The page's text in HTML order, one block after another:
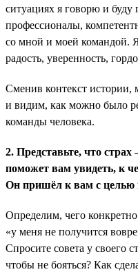
ситуациях я говорю и буду
профессионалы,
со мной и моей командой.
радость, уверенность,
Сменив контекст
и видим, как можно было
команды человека.
2. Представьте, что
поможет вам увидеть, к
Он пришёл к вам с целью
Определим, чего
«у меня не получится
Спросите совета у своего
чтобы не бояться? Как